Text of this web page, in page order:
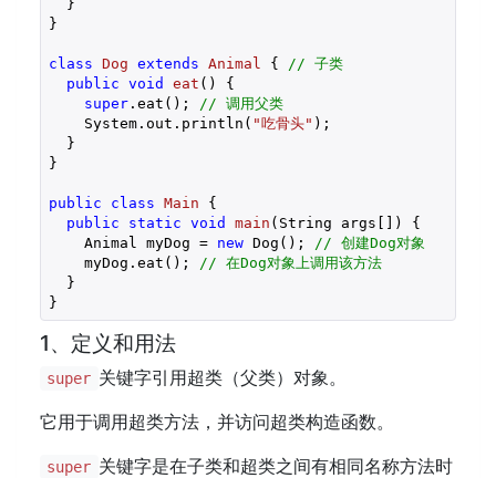
}
}
class Dog extends Animal {
// 子类
public void eat ()
{
super.eat();
// 调用父类
System.out.println( "吃骨头" );
}
}
public class Main
{
public
static void main (String args[])
{
Animal myDog = new Dog();
// 创建Dog对象
myDog.eat();
// 在Dog对象上调用该方法
}
1、定义和用法
super 关键字引用超类（父类）对象。
它用于调用超类方法，并访问超类构造函数。
super 关键字是在子类和超类之间有相同名称方法时